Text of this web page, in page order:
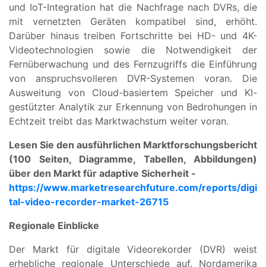
und IoT-Integration hat die Nachfrage nach DVRs, die
mit vernetzten Geräten kompatibel sind, erhöht.
Darüber hinaus treiben Fortschritte bei HD- und 4K-
Videotechnologien sowie die Notwendigkeit der
Fernüberwachung und des Fernzugriffs die Einführung
von anspruchsvolleren DVR-Systemen voran. Die
Ausweitung von Cloud-basiertem Speicher und KI-
gestützter Analytik zur Erkennung von Bedrohungen in
Echtzeit treibt das Marktwachstum weiter voran.
Lesen Sie den ausführlichen Marktforschungsbericht
(100 Seiten, Diagramme, Tabellen, Abbildungen)
über den Markt für adaptive Sicherheit -
https://www.marketresearchfuture.com/reports/digi
tal-video-recorder-market-26715
Regionale Einblicke
Der Markt für digitale Videorekorder (DVR) weist
erhebliche regionale Unterschiede auf. Nordamerika